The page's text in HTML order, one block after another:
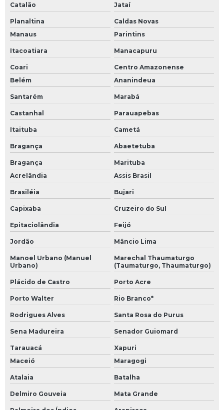
Catalão Jataí
Planaltina
Caldas Novas
Manaus
Parintins
Itacoatiara Manacapuru
Coari
Centro Amazonense
Belém
Ananindeua
Santarém Marabá
Castanhal Parauapebas
Itaituba Cametá
Bragança Abaetetuba
Bragança
Marituba
Acrelândia
Assis Brasil
Brasiléia Bujari
Capixaba Cruzeiro do Sul
Epitaciolândia Feijó
Jordão Mâncio Lima
Manoel Urbano (Manuel
Urbano)
Marechal Thaumaturgo
(Taumaturgo, Thaumaturgo)
Plácido de Castro Porto Acre
Porto Walter Rio Branco*
Rodrigues Alves Santa Rosa do Purus
Sena Madureira Senador Guiomard
Tarauacá
Xapuri
Maceió
Maragogi
Atalaia Batalha
Delmiro Gouveia Mata Grande